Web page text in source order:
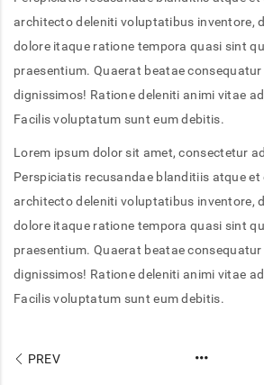
architecto deleniti voluptatibus inventore,
dolore itaque ratione tempora quasi sint
praesentium. Quaerat beatae
dignissimos! Ratione deleniti animi vitae
Facilis voluptatum sunt eum debitis.
Lorem ipsum dolor sit amet, consectetur
Perspiciatis recusandae blanditiis atque et
architecto deleniti voluptatibus inventore,
dolore itaque ratione tempora quasi sint
praesentium. Quaerat beatae
dignissimos! Ratione deleniti animi vitae
Facilis voluptatum sunt eum debitis.
PREV